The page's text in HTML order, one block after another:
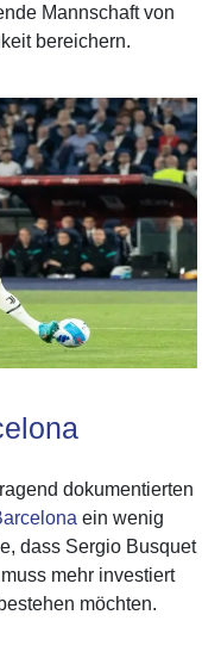
Mannschaft von
bereichern.
dokumentierten
ein wenig
dass Sergio Busquet
mehr investiert
möchten.